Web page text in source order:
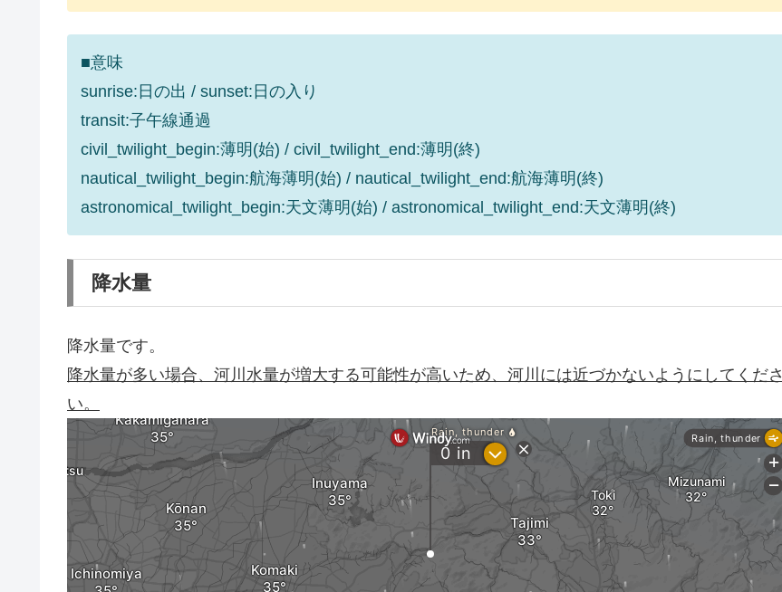
■意味
sunrise:日の出 / sunset:日の入り
transit:子午線通過
civil_twilight_begin:薄明(始) / civil_twilight_end:薄明(終)
nautical_twilight_begin:航海薄明(始) / nautical_twilight_end:航海薄明(終)
astronomical_twilight_begin:天文薄明(始) / astronomical_twilight_end:天文薄明(終)
降水量
降水量です。
降水量が多い場合、河川水量が増大する可能性が高いため、河川には近づかないようにしてくださ
い。